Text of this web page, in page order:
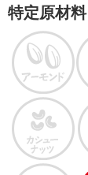
特定原材